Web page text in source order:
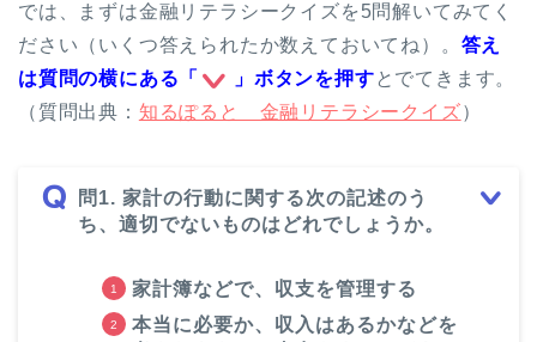
では、まずは金融リテラシークイズを5問解いてみてく
ださい（いくつ答えられたか数えておいてね）。 答え
は質問の横にある「
」 ボタンを押す とでてきます。
（質問出典： 知るぽると 金融リテラシークイズ）
問1. 家計の行動に関する次の記述のう
ち、適切でないものはどれでしょうか。
家計簿などで、収支を管理する
本当に必要か、収入はあるかなどを